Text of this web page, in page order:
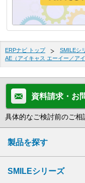
ERPナビ トップ SMILEシ
AE（アイキャス エーイー／ア
資料請求・お
具体的なご検討前のご相
製品を探す
SMILEシリーズ